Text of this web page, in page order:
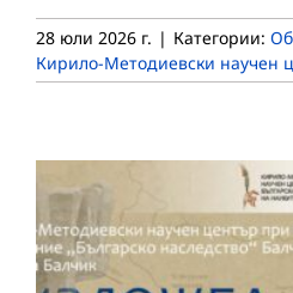
28 юли 2026 г. | Категории:
Кирило-Методиевски научен